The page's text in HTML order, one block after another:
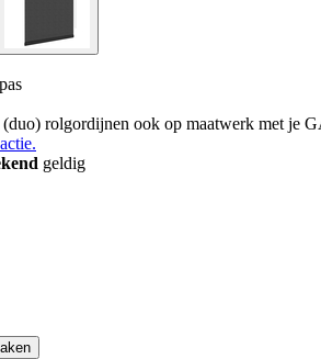
rolgordijnen ook op maatwerk met je
geldig